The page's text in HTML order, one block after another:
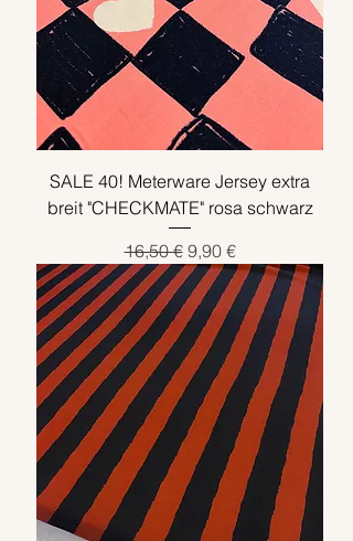
SALE 40! Meterware Jersey extra
breit "CHECKMATE" rosa schwarz
Standardpreis
16,50 € Sale-Preis
9,90 €